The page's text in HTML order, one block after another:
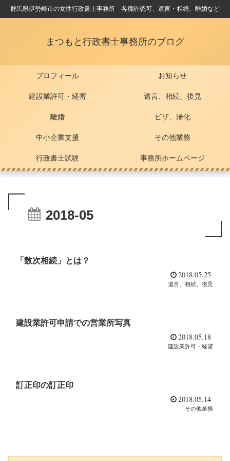
群馬県伊勢崎市の女性行政書士事務所 各種許認可、遺言・相続、離婚など
まつもと行政書士事務所のブログ
プロフィール お知らせ
建設業許可・経審 遺言、相続、後見
離婚 ビザ、帰化
中小企業支援 その他業務
行政書士試験 事務所ホームページ
2018-05
「数次相続」とは？
2018.05.25
遺言、相続、後見
建設業許可申請での営業所写真
2018.05.18
建設業許可・経審
訂正印の訂正印
2018.05.14
その他業務